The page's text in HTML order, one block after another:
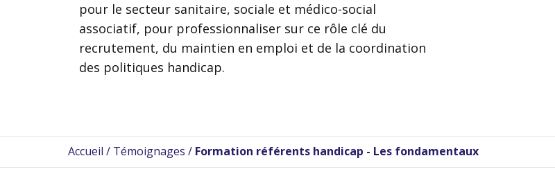
pour le secteur sanitaire, sociale et médico-social
associatif, pour professionnaliser sur ce rôle clé du
recrutement, du maintien en emploi et de la coordination
des politiques handicap.
Accueil / Témoignages / Formation référents handicap - Les fondamentaux